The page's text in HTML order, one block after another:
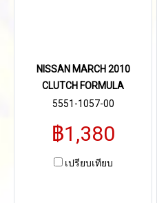
NISSAN MARCH 2010
CLUTCH FORMULA
5551-1057-00
฿1,380
เปรียบเทียบ